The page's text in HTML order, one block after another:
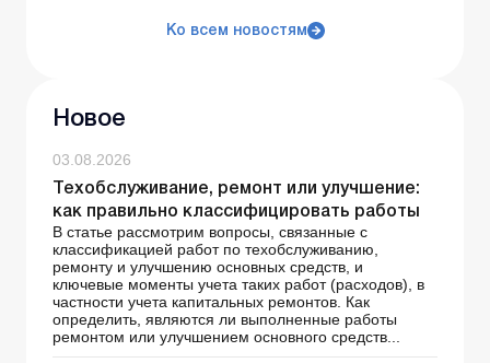
Ко всем новостям
Новое
03.08.2026
Техобслуживание, ремонт или улучшение:
как правильно классифицировать работы
В статье рассмотрим вопросы, связанные с
классификацией работ по техобслуживанию,
ремонту и улучшению основных средств, и
ключевые моменты учета таких работ (расходов), в
частности учета капитальных ремонтов. Как
определить, являются ли выполненные работы
ремонтом или улучшением основного средств...